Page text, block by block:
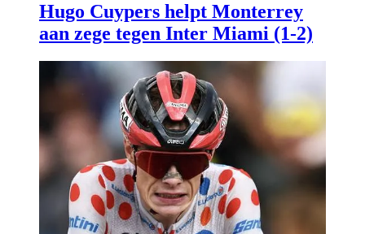
Hugo Cuypers helpt Monterrey
aan zege tegen Inter Miami (1-2)